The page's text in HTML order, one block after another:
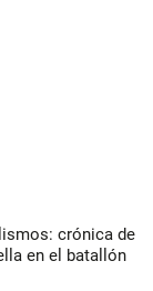
crónica de
en el batallón